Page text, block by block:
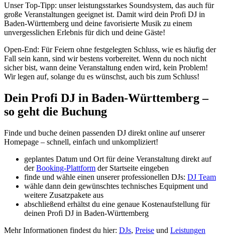
Unser Top-Tipp: unser leistungsstarkes Soundsystem, das auch für
große Veranstaltungen geeignet ist. Damit wird dein Profi DJ in
Baden-Württemberg und deine favorisierte Musik zu einem
unvergesslichen Erlebnis für dich und deine Gäste!
Open-End: Für Feiern ohne festgelegten Schluss, wie es häufig der
Fall sein kann, sind wir bestens vorbereitet. Wenn du noch nicht
sicher bist, wann deine Veranstaltung enden wird, kein Problem!
Wir legen auf, solange du es wünschst, auch bis zum Schluss!
Dein Profi DJ in Baden-Württemberg –
so geht die Buchung
Finde und buche deinen passenden DJ direkt online auf unserer
Homepage – schnell, einfach und unkompliziert!
geplantes Datum und Ort für deine Veranstaltung direkt auf
derBooking-Plattform der Startseite eingeben
finde und wähle einen unserer professionellen DJs: DJ Team
wähle dann dein gewünschtes technisches Equipment und
weitere Zusatzpakete aus
abschließend erhältst du eine genaue Kostenaufstellung für
deinen Profi DJ in Baden-Württemberg
Mehr Informationen findest du hier: DJs, Preise und Leistungen